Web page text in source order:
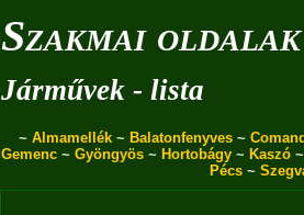
Szakmai oldalak
Járművek - lista
~ Almamellék ~ Balatonfenyves ~
Gemenc ~ Gyöngyös ~ Hortobágy ~ Kaszó
Pécs ~